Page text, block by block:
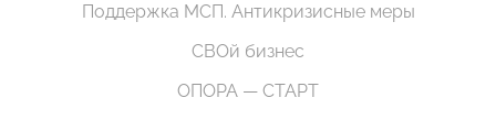
Поддержка МСП. Антикризисные меры
СВОй бизнес
ОПОРА — СТАРТ